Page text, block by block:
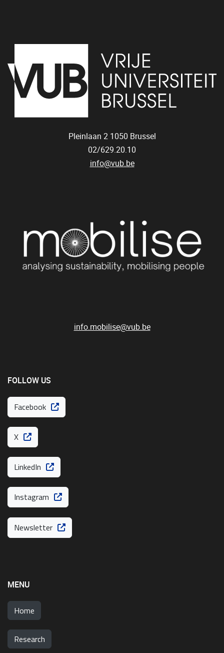
Pleinlaan 2 1050 Brussel
02/629.20.10
info@vub.be
info.mobilise@vub.be
FOLLOW US
Facebook
X
LinkedIn
Instagram
Newsletter
MENU
Home
Research